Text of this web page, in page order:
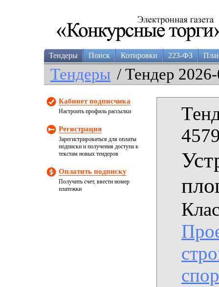
Тендеры Поиск Котировки 223-ФЗ
Тендеры / Тендер
Кабинет подписчика
Настроить профиль рассылки
Регистрация
Зарегистрироваться для оплаты
подписки и получения доступа к
текстам новых тендеров
Оплатить подписку
Получить счет, ввести номер
платежки